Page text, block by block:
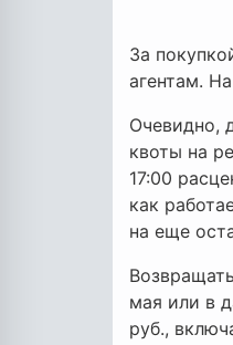
За
агентам.
Очевидно,
квоты на
17:00
как
на еще
мая или в
руб.,